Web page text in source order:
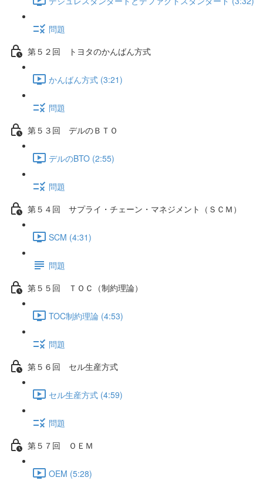
問題
第５２回 トヨタのかんばん方式
かんばん方式 (3:21)
問題
第５３回 デルのＢＴＯ
デルのBTO (2:55)
問題
第５４回 サプライ・チェーン・マネジメント（ＳＣＭ）
SCM (4:31)
問題
第５５回 ＴＯＣ（制約理論）
TOC制約理論 (4:53)
問題
第５６回 セル生産方式
セル生産方式 (4:59)
問題
第５７回 ＯＥＭ
OEM (5:28)